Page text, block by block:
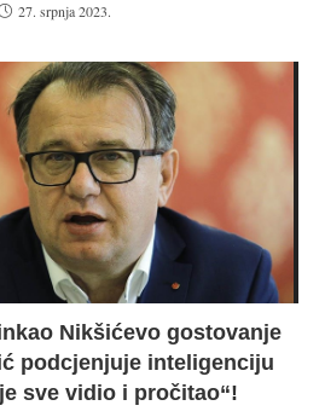
27. srpnja 2023.
Nikšićevo gostovanje
podcjenjuje inteligenciju
sve vidio i pročitao“!